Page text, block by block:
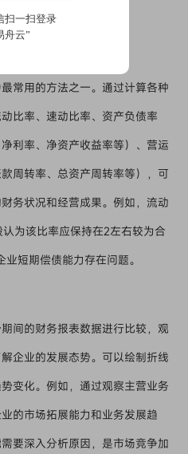
常用的方法之一。通过计算各种
比率、速动比率、资产负债率
利率、净资产收益率等）、营运
周转率、总资产周转率等），可
务状况和经营成果。例如，流动
为该比率应保持在2左右较为合
短期偿债能力存在问题。
间的财务报表数据进行比较，观
企业的发展态势。可以绘制折线
变化。例如，通过观察主营业务
的市场拓展能力和业务发展趋
要深入分析原因，是市场竞争加